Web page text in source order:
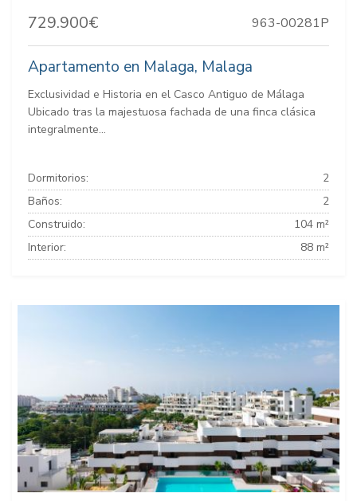
729.900€ 963-00281P
Apartamento en Malaga, Malaga
Exclusividad e Historia en el Casco Antiguo de Málaga
Ubicado tras la majestuosa fachada de una finca clásica
integralmente...
Dormitorios:
2
Baños:
2
Construido:
104 m²
Interior:
88 m²